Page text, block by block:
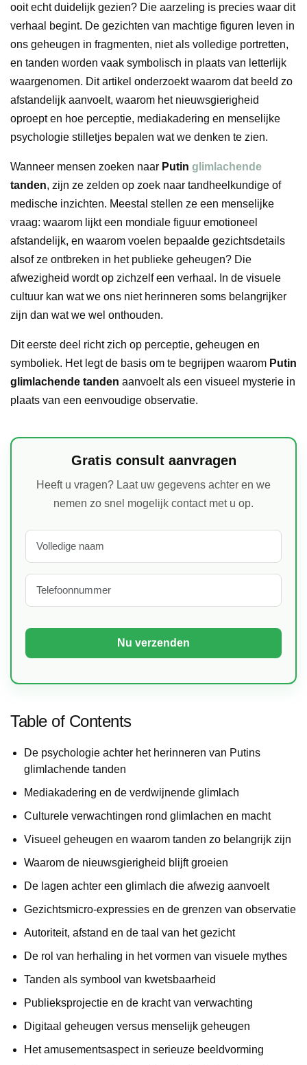
ooit echt duidelijk gezien? Die aarzeling is precies waar dit
verhaal begint. De gezichten van machtige figuren leven in
ons geheugen in fragmenten, niet als volledige portretten,
en tanden worden vaak symbolisch in plaats van letterlijk
waargenomen. Dit artikel onderzoekt waarom dat beeld zo
afstandelijk aanvoelt, waarom het nieuwsgierigheid
oproept en hoe perceptie, mediakadering en menselijke
psychologie stilletjes bepalen wat we denken te zien.
Wanneer mensen zoeken naar Putin glimlachende
tanden, zijn ze zelden op zoek naar tandheelkundige of
medische inzichten. Meestal stellen ze een menselijke
vraag: waarom lijkt een mondiale figuur emotioneel
afstandelijk, en waarom voelen bepaalde gezichtsdetails
alsof ze ontbreken in het publieke geheugen? Die
afwezigheid wordt op zichzelf een verhaal. In de visuele
cultuur kan wat we ons niet herinneren soms belangrijker
zijn dan wat we wel onthouden.
Dit eerste deel richt zich op perceptie, geheugen en
symboliek. Het legt de basis om te begrijpen waarom Putin
glimlachende tanden aanvoelt als een visueel mysterie in
plaats van een eenvoudige observatie.
Gratis consult aanvragen
Heeft u vragen? Laat uw gegevens achter en we
nemen zo snel mogelijk contact met u op.
Table of Contents
De psychologie achter het herinneren van Putins
glimlachende tanden
Mediakadering en de verdwijnende glimlach
Culturele verwachtingen rond glimlachen en macht
Visueel geheugen en waarom tanden zo belangrijk zijn
Waarom de nieuwsgierigheid blijft groeien
De lagen achter een glimlach die afwezig aanvoelt
Gezichtsmicro-expressies en de grenzen van observatie
Autoriteit, afstand en de taal van het gezicht
De rol van herhaling in het vormen van visuele mythes
Tanden als symbool van kwetsbaarheid
Publieksprojectie en de kracht van verwachting
Digitaal geheugen versus menselijk geheugen
Het amusementsaspect in serieuze beeldvorming